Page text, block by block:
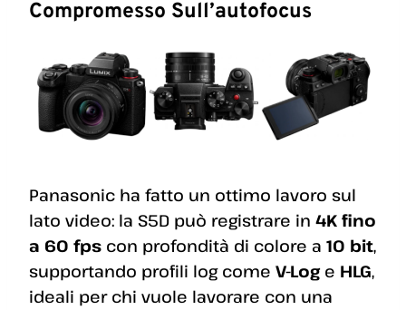
Compromesso Sull’autofocus
Panasonic ha fatto un ottimo lavoro sul
lato video: la S5D può registrare in 4K fino
a 60 fps con profondità di colore a 10 bit,
supportando profili log come V-Loge HLG,
ideali per chi vuole lavorare con una